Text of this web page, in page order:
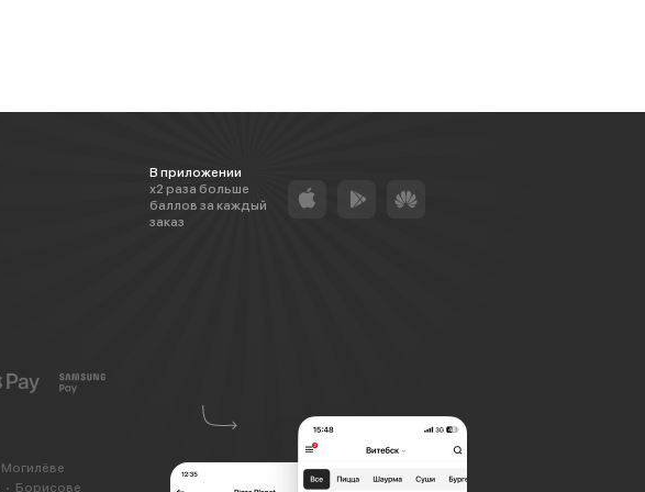
В приложении
х2 раза больше
баллов за каждый
заказ
Могилёве
Борисове